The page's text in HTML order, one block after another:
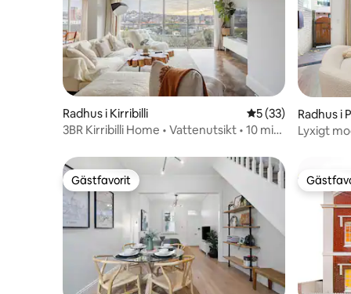
Radhus i Kirribilli 5 av 5 i
5 (33)
3BR Kirribilli Home • Vattenutsikt • 10 min
Radhus i
Lyxigt
Gästfavorit
Gästfavorit